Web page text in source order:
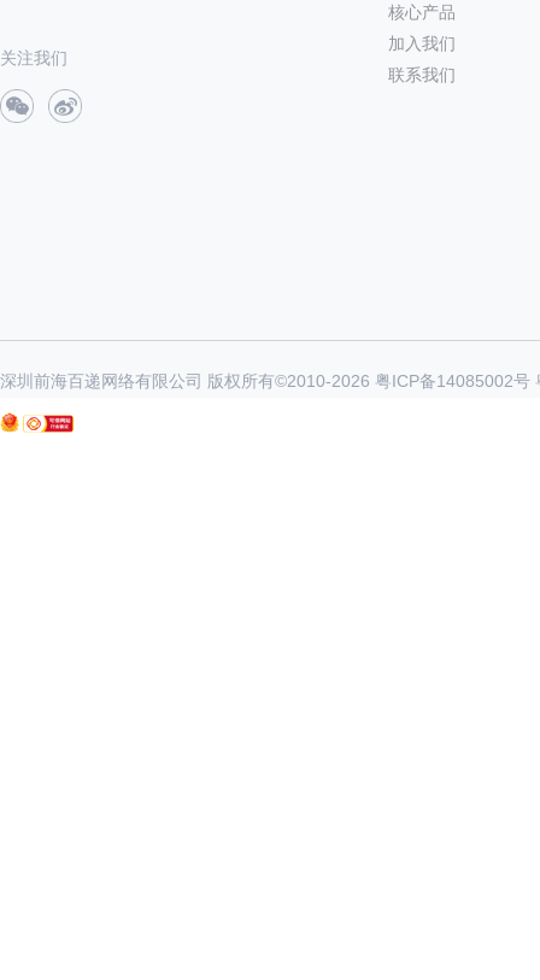
关注我们
核心产品
加入我们
联系我们
深圳前海百递网络有限公司 版权所有©2010-2026 粤ICP备14085002号